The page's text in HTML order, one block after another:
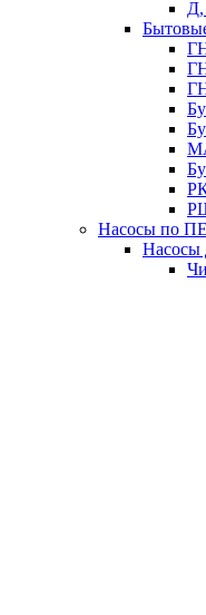
Насосы по
Насосы